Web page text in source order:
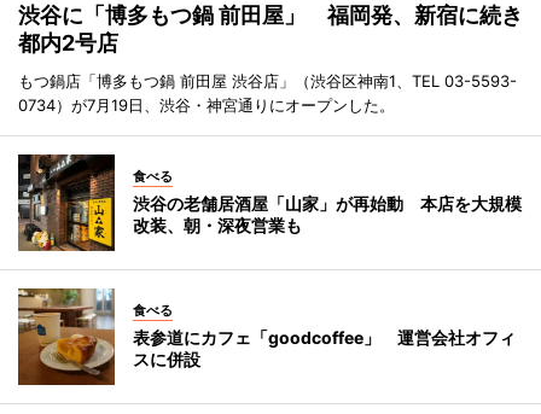
渋谷に「博多もつ鍋 前田屋」 福岡発、新宿に続き
都内2号店
もつ鍋店「博多もつ鍋 前田屋 渋谷店」（渋谷区神南1、TEL 03-5593-
0734）が7月19日、渋谷・神宮通りにオープンした。
食べる
渋谷の老舗居酒屋「山家」が再始動 本店を大規模
改装、朝・深夜営業も
食べる
表参道にカフェ「goodcoffee」 運営会社オフィ
スに併設